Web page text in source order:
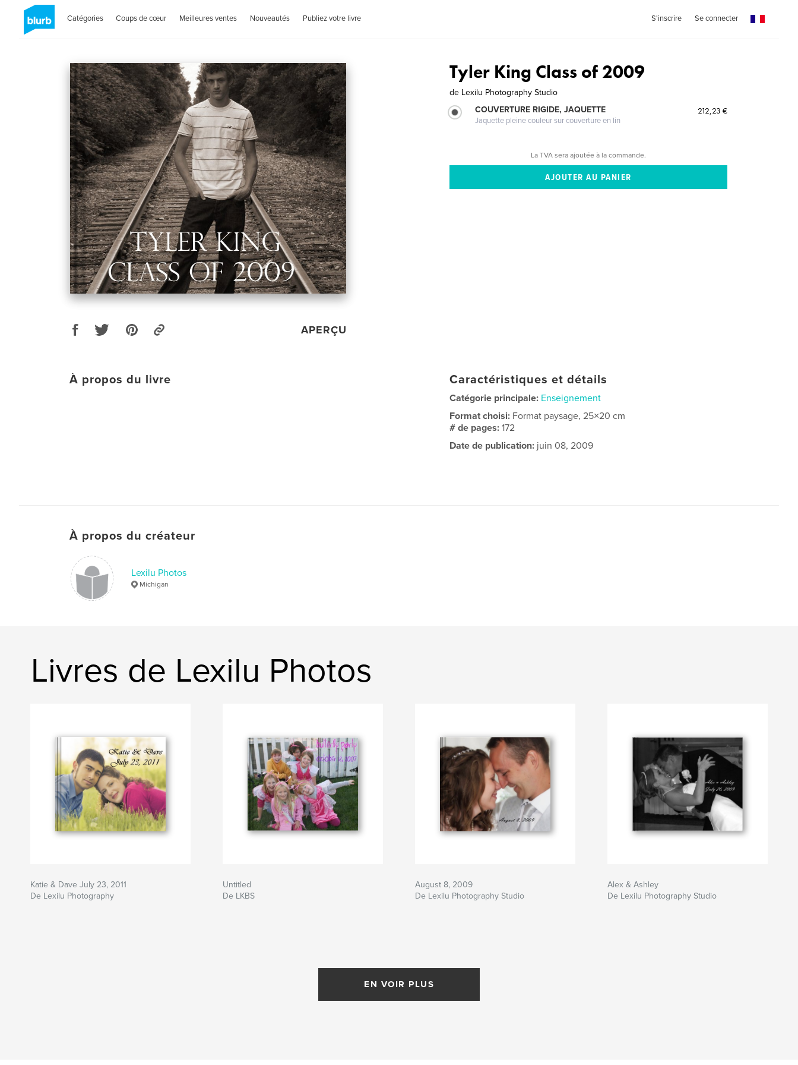
Catégories Coups de cœur Meilleures ventes Nouveautés Publiez votre livre S'inscrire Se connecter
APERÇU
Tyler King Class of 2009
de Lexilu Photography Studio
COUVERTURE RIGIDE, JAQUETTE
Jaquette pleine couleur sur couverture en lin
212,23 €
La TVA sera ajoutée à la commande.
À propos du livre Caractéristiques et détails
Catégorie principale: Enseignement
Format choisi: Format paysage, 25×20 cm
# de pages:172
Date de publication: juin 08, 2009
À propos du créateur
Lexilu Photos
Michigan
Livres de Lexilu Photos
Katie & Dave July 23, 2011
De Lexilu Photography
Untitled
De LKBS
August 8, 2009
De Lexilu Photography Studio
Alex & Ashley
De Lexilu Photography Studio
EN VOIR PLUS